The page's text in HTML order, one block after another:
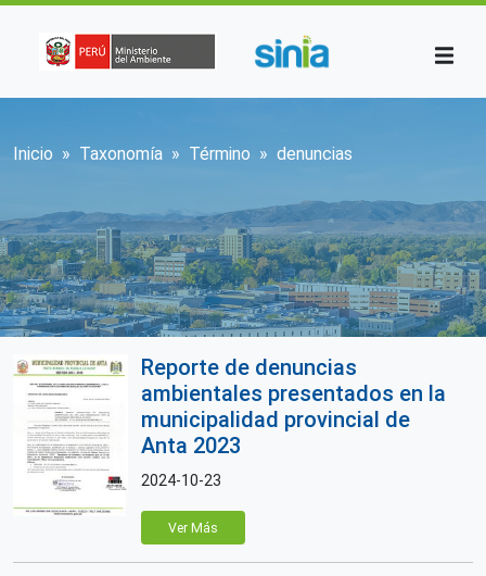
Sobrescribir enlaces de ayuda a la
Inicio Taxonomía Término denuncias
Reporte de denuncias
ambientales presentados en la
municipalidad provincial de
Anta 2023
2024-10-23
Ver Más